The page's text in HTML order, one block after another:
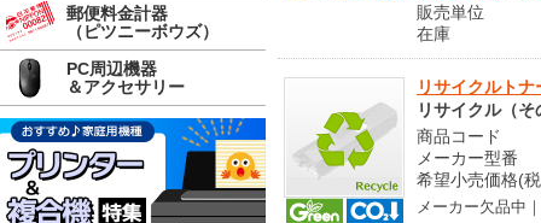
販売単
在庫 メ
リサイクルト
リサイクル（そ
商品コード
メーカー型番
希望小売価格(
メーカー欠品中
郵便料金計器
（ピツニーボウズ）
PC周辺機器
＆アクセサリー